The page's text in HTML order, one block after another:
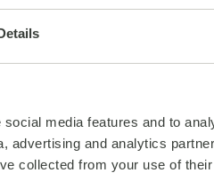
media features and to
advertising and analytics
collected from your use of